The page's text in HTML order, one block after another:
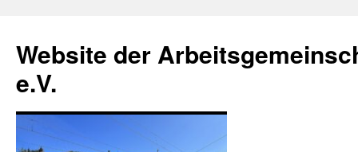
springen
Website der
e.V.